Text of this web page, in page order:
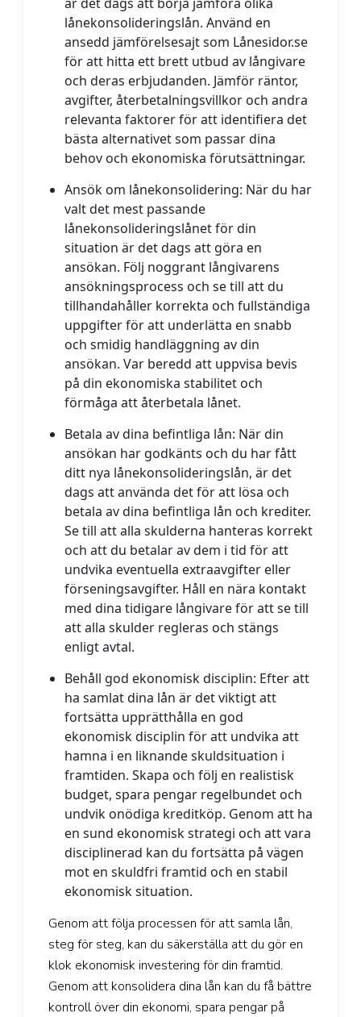
lånekonsolideringslån. Använd en
ansedd jämförelsesajt som Lånesidor.se
för att hitta ett brett utbud av långivare
och deras erbjudanden. Jämför räntor,
avgifter, återbetalningsvillkor och andra
relevanta faktorer för att identifiera det
bästa alternativet som passar dina
behov och ekonomiska förutsättningar.
Ansök om lånekonsolidering: När du har
valt det mest passande
lånekonsolideringslånet för din
situation är det dags att göra en
ansökan. Följ noggrant långivarens
ansökningsprocess och se till att du
tillhandahåller korrekta och fullständiga
uppgifter för att underlätta en snabb
och smidig handläggning av din
ansökan. Var beredd att uppvisa bevis
på din ekonomiska stabilitet och
förmåga att återbetala lånet.
Betala av dina befintliga lån: När din
ansökan har godkänts och du har fått
ditt nya lånekonsolideringslån, är det
dags att använda det för att lösa och
betala av dina befintliga lån och krediter.
Se till att alla skulderna hanteras korrekt
och att du betalar av dem i tid för att
undvika eventuella extraavgifter eller
förseningsavgifter. Håll en nära kontakt
med dina tidigare långivare för att se till
att alla skulder regleras och stängs
enligt avtal.
Behåll god ekonomisk disciplin: Efter att
ha samlat dina lån är det viktigt att
fortsätta upprätthålla en god
ekonomisk disciplin för att undvika att
hamna i en liknande skuldsituation i
framtiden. Skapa och följ en realistisk
budget, spara pengar regelbundet och
undvik onödiga kreditköp. Genom att ha
en sund ekonomisk strategi och att vara
disciplinerad kan du fortsätta på vägen
mot en skuldfri framtid och en stabil
ekonomisk situation.
Genom att följa processen för att samla lån,
steg för steg, kan du säkerställa att du gör en
klok ekonomisk investering för din framtid.
Genom att konsolidera dina lån kan du få bättre
kontroll över din ekonomi, spara pengar på